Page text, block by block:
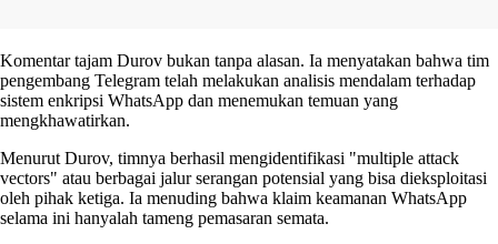
Komentar tajam Durov bukan tanpa alasan. Ia menyatakan bahwa tim
pengembang Telegram telah melakukan analisis mendalam terhadap
sistem enkripsi WhatsApp dan menemukan temuan yang
mengkhawatirkan.
Menurut Durov, timnya berhasil mengidentifikasi "multiple attack
vectors" atau berbagai jalur serangan potensial yang bisa dieksploitasi
oleh pihak ketiga. Ia menuding bahwa klaim keamanan WhatsApp
selama ini hanyalah tameng pemasaran semata.